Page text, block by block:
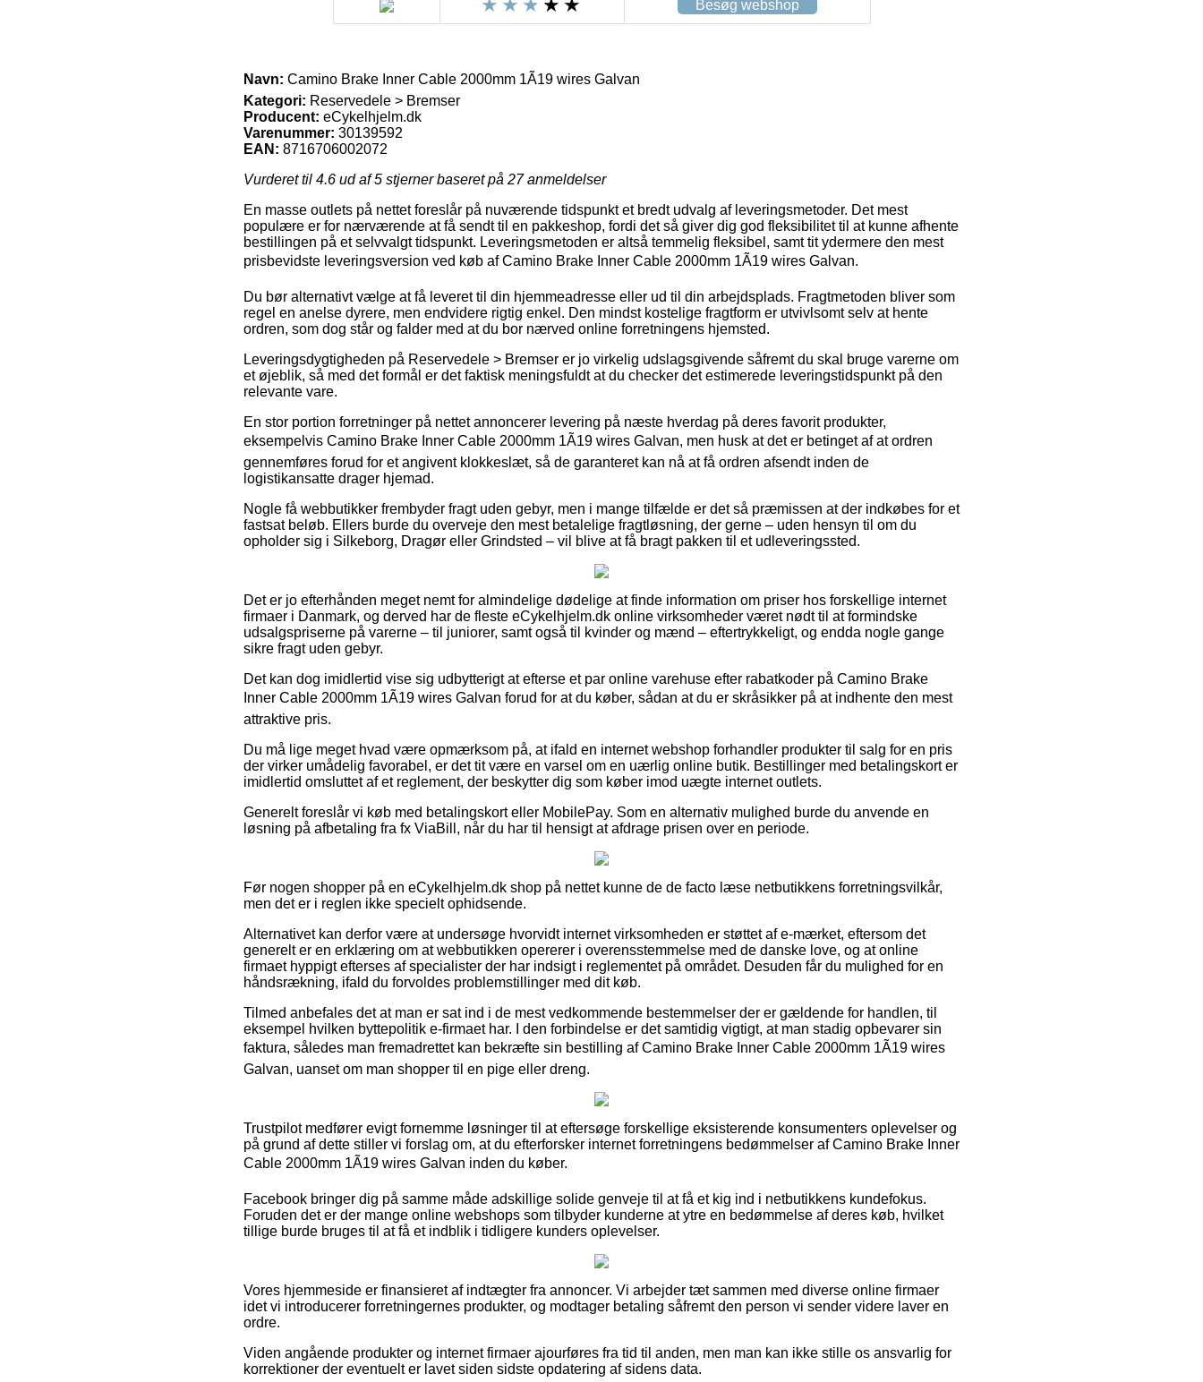
Besøg webshop
Navn: Camino Brake Inner Cable 2000mm 1Ã19 wires Galvan
Kategori: Reservedele > Bremser
Producent: eCykelhjelm.dk
Varenummer: 30139592
EAN: 8716706002072
Vurderet til 4.6 ud af 5 stjerner baseret på 27anmeldelser
En masse outlets på nettet foreslår på nuværende tidspunkt et bredt udvalg af leveringsmetoder. Det mest
populære er for nærværende at få sendt til en pakkeshop, fordi det så giver dig god fleksibilitet til at kunne afhente
bestillingen på et selvvalgt tidspunkt. Leveringsmetoden er altså temmelig fleksibel, samt tit ydermere den mest
prisbevidste leveringsversion ved køb af Camino Brake Inner Cable 2000mm 1Ã19 wires Galvan.
Du bør alternativt vælge at få leveret til din hjemmeadresse eller ud til din arbejdsplads. Fragtmetoden bliver som
regel en anelse dyrere, men endvidere rigtig enkel. Den mindst kostelige fragtform er utvivlsomt selv at hente
ordren, som dog står og falder med at du bor nærved online forretningens hjemsted.
Leveringsdygtigheden på Reservedele > Bremser er jo virkelig udslagsgivende såfremt du skal bruge varerne om
et øjeblik, så med det formål er det faktisk meningsfuldt at du checker det estimerede leveringstidspunkt på den
relevante vare.
En stor portion forretninger på nettet annoncerer levering på næste hverdag på deres favorit produkter,
eksempelvis Camino Brake Inner Cable 2000mm 1Ã19 wires Galvan, men husk at det er betinget af at ordren
gennemføres forud for et angivent klokkeslæt, så de garanteret kan nå at få ordren afsendt inden de
logistikansatte drager hjemad.
Nogle få webbutikker frembyder fragt uden gebyr, men i mange tilfælde er det så præmissen at der indkøbes for et
fastsat beløb. Ellers burde du overveje den mest betalelige fragtløsning, der gerne – uden hensyn til om du
opholder sig i Silkeborg, Dragør eller Grindsted – vil blive at få bragt pakken til et udleveringssted.
Det er jo efterhånden meget nemt for almindelige dødelige at finde information om priser hos forskellige internet
firmaer i Danmark, og derved har de fleste eCykelhjelm.dk online virksomheder været nødt til at formindske
udsalgspriserne på varerne – til juniorer, samt også til kvinder og mænd – eftertrykkeligt, og endda nogle gange
sikre fragt uden gebyr.
Det kan dog imidlertid vise sig udbytterigt at efterse et par online varehuse efter rabatkoder på Camino Brake
Inner Cable 2000mm 1Ã19 wires Galvan forud for at du køber, sådan at du er skråsikker på at indhente den mest
attraktive pris.
Du må lige meget hvad være opmærksom på, at ifald en internet webshop forhandler produkter til salg for en pris
der virker umådelig favorabel, er det tit være en varsel om en uærlig online butik. Bestillinger med betalingskort er
imidlertid omsluttet af et reglement, der beskytter dig som køber imod uægte internet outlets.
Generelt foreslår vi køb med betalingskort eller MobilePay. Som en alternativ mulighed burde du anvende en
løsning på afbetaling fra fx ViaBill, når du har til hensigt at afdrage prisen over en periode.
Før nogen shopper på en eCykelhjelm.dk shop på nettet kunne de de facto læse netbutikkens forretningsvilkår,
men det er i reglen ikke specielt ophidsende.
Alternativet kan derfor være at undersøge hvorvidt internet virksomheden er støttet af e-mærket, eftersom det
generelt er en erklæring om at webbutikken opererer i overensstemmelse med de danske love, og at online
firmaet hyppigt efterses af specialister der har indsigt i reglementet på området. Desuden får du mulighed for en
håndsrækning, ifald du forvoldes problemstillinger med dit køb.
Tilmed anbefales det at man er sat ind i de mest vedkommende bestemmelser der er gældende for handlen, til
eksempel hvilken byttepolitik e-firmaet har. I den forbindelse er det samtidig vigtigt, at man stadig opbevarer sin
faktura, således man fremadrettet kan bekræfte sin bestilling af Camino Brake Inner Cable 2000mm 1Ã19 wires
Galvan, uanset om man shopper til en pige eller dreng.
Trustpilot medfører evigt fornemme løsninger til at eftersøge forskellige eksisterende konsumenters oplevelser og
på grund af dette stiller vi forslag om, at du efterforsker internet forretningens bedømmelser af Camino Brake Inner
Cable 2000mm 1Ã19 wires Galvan inden du køber.
Facebook bringer dig på samme måde adskillige solide genveje til at få et kig ind i netbutikkens kundefokus.
Foruden det er der mange online webshops som tilbyder kunderne at ytre en bedømmelse af deres køb, hvilket
tillige burde bruges til at få et indblik i tidligere kunders oplevelser.
Vores hjemmeside er finansieret af indtægter fra annoncer. Vi arbejder tæt sammen med diverse online firmaer
idet vi introducerer forretningernes produkter, og modtager betaling såfremt den person vi sender videre laver en
ordre.
Viden angående produkter og internet firmaer ajourføres fra tid til anden, men man kan ikke stille os ansvarlig for
korrektioner der eventuelt er lavet siden sidste opdatering af sidens data.